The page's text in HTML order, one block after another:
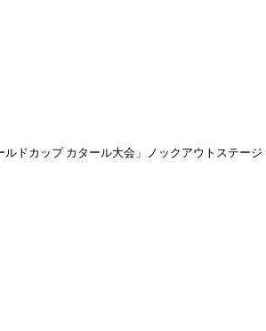
ドカップ カタール大会」ノックアウトステージ